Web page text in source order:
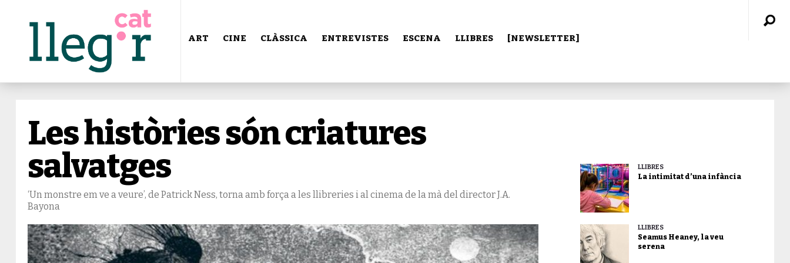
ART CINE CLÀSSICA ENTREVISTES ESCENA LLIBRES [NEWSLETTER]
Les històries són criatures
salvatges
‘Un monstre em ve a veure’, de Patrick Ness, torna amb força a les llibreries i al cinema de la mà del director J.A.
Bayona
LLIBRES
La intimitat d’una infància
LLIBRES
Seamus Heaney, la veu
serena